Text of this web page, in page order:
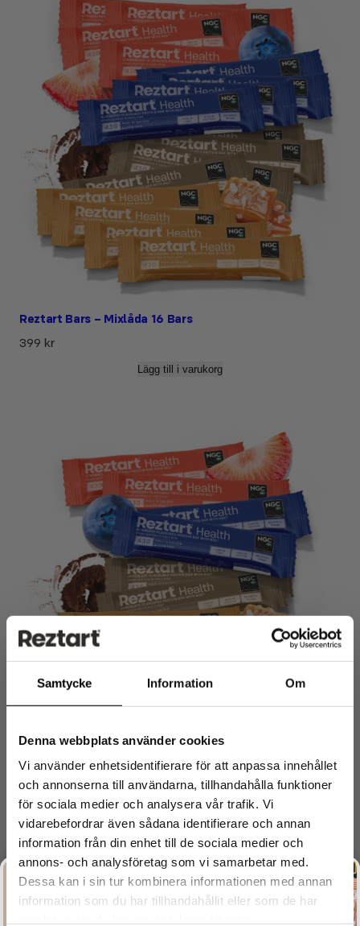
Samtycke Information Om
Denna webbplats använder cookies
Vi använder enhetsidentifierare för att anpassa innehållet
och annonserna till användarna, tillhandahålla funktioner
för sociala medier och analysera vår trafik. Vi
vidarebefordrar även sådana identifierare och annan
information från din enhet till de sociala medier och
annons- och analysföretag som vi samarbetar med.
Dessa kan i sin tur kombinera informationen med annan
information som du har tillhandahållit eller som de har
Reztart Bars – Mixlåda 16 Bars
399 kr
Lägg till i varukorg
Reztart Bars – Mixlåda 8 bars
209kr
Lägg till i varukorg